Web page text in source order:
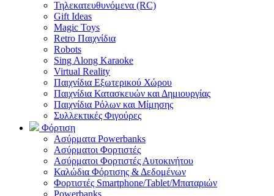
Τηλεκατευθυνόμενα (RC)
Gift Ideas
Magic Toys
Retro Παιχνίδια
Robots
Sing Along Karaoke
Virtual Reality
Παιχνίδια Εξωτερικού Χώρου
Παιχνίδια Κατασκευών και Δημιουργίας
Παιχνίδια Ρόλων και Μίμησης
Συλλεκτικές Φιγούρες
Φόρτιση
Ασύρματα Powerbanks
Aσύρματοι Φορτιστές
Ασύρματοι Φορτιστές Αυτοκινήτου
Καλώδια Φόρτισης & Δεδομένων
Φορτιστές Smartphone/Tablet/Μπαταριών
Powerbanks